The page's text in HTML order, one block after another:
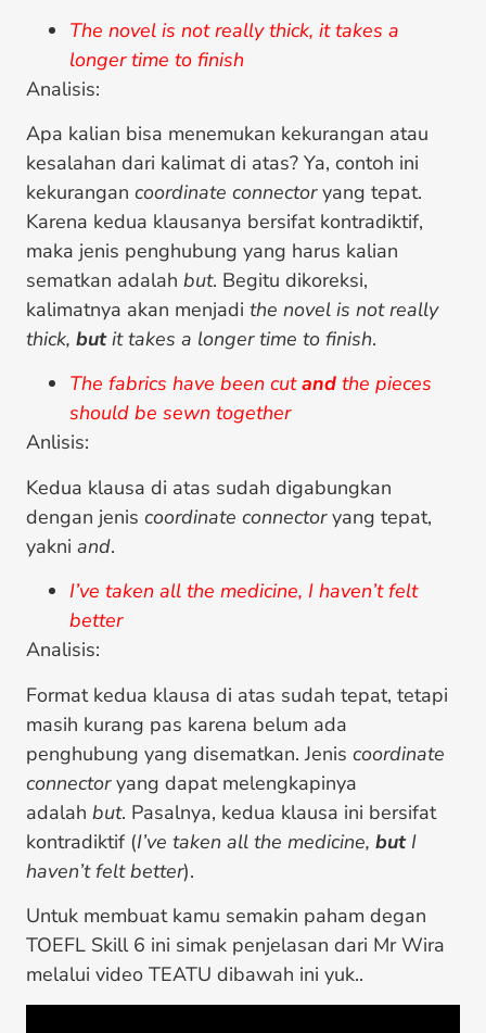
The novel is not really thick, it takes a
longer time to finish
Analisis:
Apa kalian bisa menemukan kekurangan atau
kesalahan dari kalimat di atas? Ya, contoh ini
kekurangan coordinate connectoryang tepat.
Karena kedua klausanya bersifat kontradiktif,
maka jenis penghubung yang harus kalian
sematkan adalah but. Begitu dikoreksi,
kalimatnya akan menjadi the novel is not really
thick, butit takes a longer time to finish.
The fabrics have been cutand the pieces
should be sewn together
Anlisis:
Kedua klausa di atas sudah digabungkan
dengan jenis coordinate connectoryang tepat,
yakni and.
I’ve taken all the medicine, I haven’t felt
better
Analisis:
Format kedua klausa di atas sudah tepat, tetapi
masih kurang pas karena belum ada
penghubung yang disematkan. Jenis coordinate
connectoryang dapat melengkapinya
adalah but. Pasalnya, kedua klausa ini bersifat
kontradiktif (I’ve taken all the medicine, but I
haven’t felt better).
Untuk membuat kamu semakin paham degan
TOEFL Skill 6 ini simak penjelasan dari Mr Wira
melalui video TEATU dibawah ini yuk..